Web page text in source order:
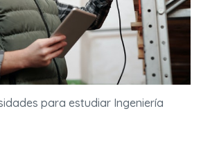
para estudiar Ingeniería